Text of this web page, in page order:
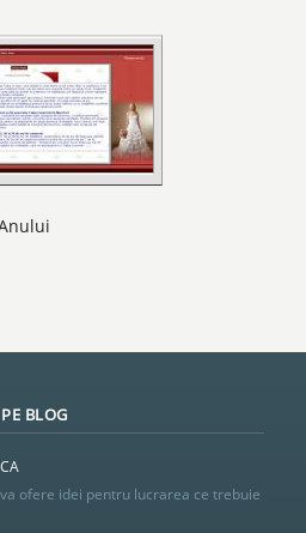
BLOG
ofere idei pentru lucrarea ce trebuie